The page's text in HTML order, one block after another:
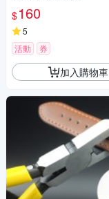
$160
5
活動
券
加入購物車